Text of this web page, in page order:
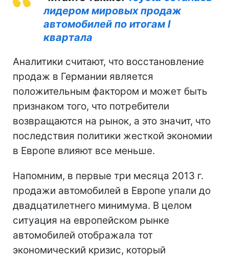
лидером мировых продаж
автомобилей по итогам І
квартала
Аналитики считают, что восстановление
продаж в Германии является
положительным фактором и может быть
признаком того, что потребители
возвращаются на рынок, а это значит, что
последствия политики жесткой экономии
в Европе влияют все меньше.
Напомним, в первые три месяца 2013 г.
продажи автомобилей в Европе упали до
двадцатилетнего минимума. В целом
ситуация на европейском рынке
автомобилей отображала тот
экономический кризис, который